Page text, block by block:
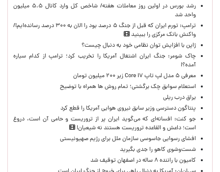
رشد بورس در اولین روز معاملات هفته/ شاخص کل وارد کانال ۵.۵ میلیون
واحد شد
ترامپ: تورم ایران که قبل از جنگ ۵ درصد بود را الان به ۳۰۰ درصد رسانده‌ایم!/
واکنش بانک مرکزی را ببینید
ژاپن با افزایش توان نظامی خود به دنبال چیست؟
چاک شومر: جنگ ایران اشتغال آمریکا را تخریب کرد؛ ترامپ از کدام سیاره
آمده؟!
معرفی ۵ مدل لپ تاپ Core i۷ زیر ۲۰۰ میلیون تومان
استعلام سوابق چک برگشتی؛ تمام روش ها همراه با توضیح
یراق درب ریلی
پنتاگون دسترسی وزیر سابق نیروی هوایی آمریکا را قطع کرد
جو کنت: افسانه‌ای که می‌گوید ایران پر از تروریست و حامی آن است، دروغ
است؛ داعش و القاعده تروریست هستند نه شیعیان!
افشای رسوایی جاسوسی سازمان ملل برای رژیم صهیونیستی
شست‌وشوی کاهو را جدی بگیرید
کامیون با راننده ۸ ساله در اصفهان توقیف شد